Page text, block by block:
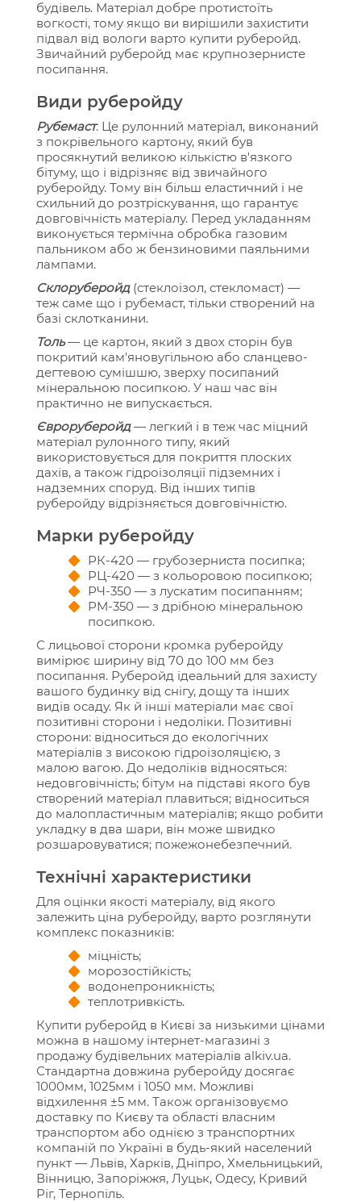
будівель. Матеріал добре протистоїть
вогкості, тому якщо ви вирішили захистити
підвал від вологи варто купити руберойд.
Звичайний руберойд має крупнозернисте
посипання.
Види руберойду
Рубемаст. Це рулонний матеріал, виконаний
з покрівельного картону, який був
просякнутий великою кількістю в'язкого
бітуму, що і відрізняє від звичайного
руберойду. Тому він більш еластичний і не
схильний до розтріскування, що гарантує
довговічність матеріалу. Перед укладанням
виконується термічна обробка газовим
пальником або ж бензиновими паяльними
лампами.
Склоруберойд(стеклоізол, стекломаст) —
теж саме що і рубемаст, тільки створений на
базі склотканини.
Толь— це картон, який з двох сторін був
покритий кам'яновугільною або сланцево-
дегтевою сумішшю, зверху посипаний
мінеральною посипкою. У наш час він
практично не випускається.
Євроруберойд— легкий і в теж час міцний
матеріал рулонного типу, який
використовується для покриття плоских
дахів, а також гідроізоляції підземних і
надземних споруд. Від інших типів
руберойду відрізняється довговічністю.
Марки руберойду
РК-420 — грубозерниста посипка;
РЦ-420 — з кольоровою посипкою;
РЧ-350 — з лускатим посипанням;
РМ-350 — з дрібною мінеральною
посипкою.
С лицьової сторони кромка руберойду
вимірює ширину від 70 до 100 мм без
посипання. Руберойд ідеальний для захисту
вашого будинку від снігу, дощу та інших
видів осаду. Як й інші матеріали має свої
позитивні сторони і недоліки. Позитивні
сторони: відноситься до екологічних
матеріалів з високою гідроізоляцією, з
малою вагою. До недоліків відносяться:
недовговічність; бітум на підставі якого був
створений матеріал плавиться; відноситься
до малопластичным матеріалів; якщо робити
укладку в два шари, він може швидко
розшаровуватися; пожежонебезпечний.
Технічні характеристики
Для оцінки якості матеріалу, від якого
залежить ціна руберойду, варто розглянути
комплекс показників:
міцність;
морозостійкість;
водонепроникність;
теплотривкість.
Купити руберойд в Києві за низькими цінами
можна в нашому інтернет-магазині з
продажу будівельних матеріалів alkiv.ua.
Стандартна довжина руберойду досягає
1000мм, 1025мм і 1050 мм. Можливі
відхилення ±5 мм. Також організовуємо
доставку по Києву та області власним
транспортом або однією з транспортних
компаній по Україні в будь-який населений
пункт — Львів, Харків, Дніпро, Хмельницький,
Вінницю, Запоріжжя, Луцьк, Одесу, Кривий
Ріг, Тернопіль.